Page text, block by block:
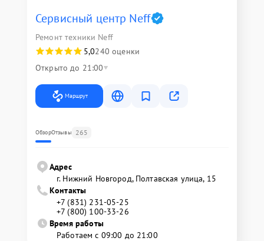
Сервисный центр Neff
Ремонт техники Neff
5,0240 оценки
Открыто до 21:00
Маршрут
ОбзорОтзывы 265
Адрес
г. Нижний Новгород, Полтавская улица, 15
Контакты
+7 (831) 231-05-25
+7 (800) 100-33-26
Время работы
Работаем с 09:00 до 21:00